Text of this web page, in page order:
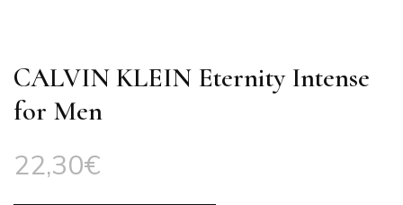
CALVIN KLEIN Eternity Intense
for Men
22,30€